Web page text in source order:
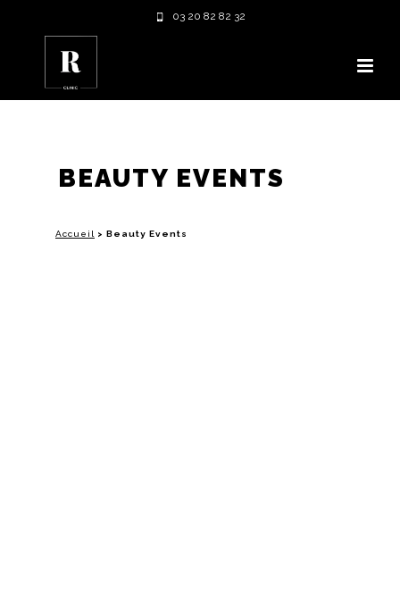
03 20 82 82 32
BEAUTY EVENTS
Accueil > Beauty Events